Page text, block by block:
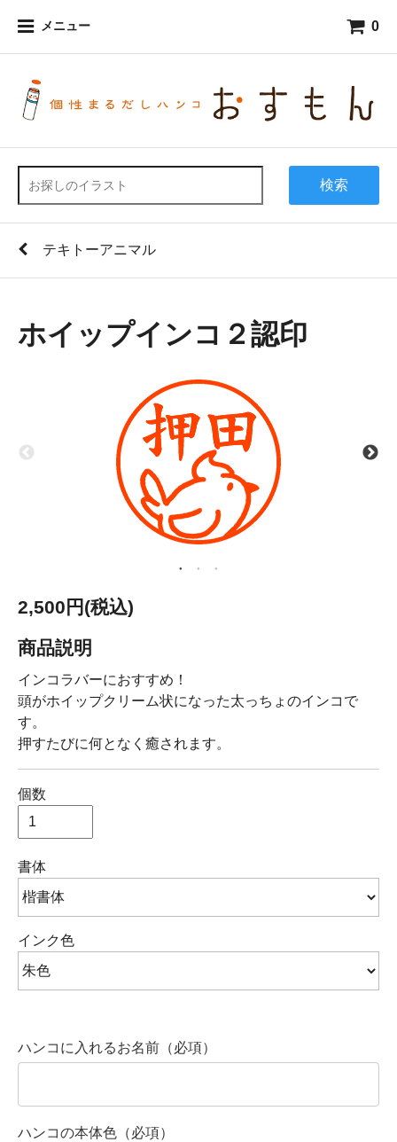
メニュー 0
検索
テキトーアニマル
ホイップインコ２認印
2,500円(税込)
商品説明
インコラバーにおすすめ！
頭がホイップクリーム状になった太っちょのインコで
す。
押すたびに何となく癒されます。
個数
書体
インク色
ハンコに入れるお名前（必項）
ハンコの本体色（必項）